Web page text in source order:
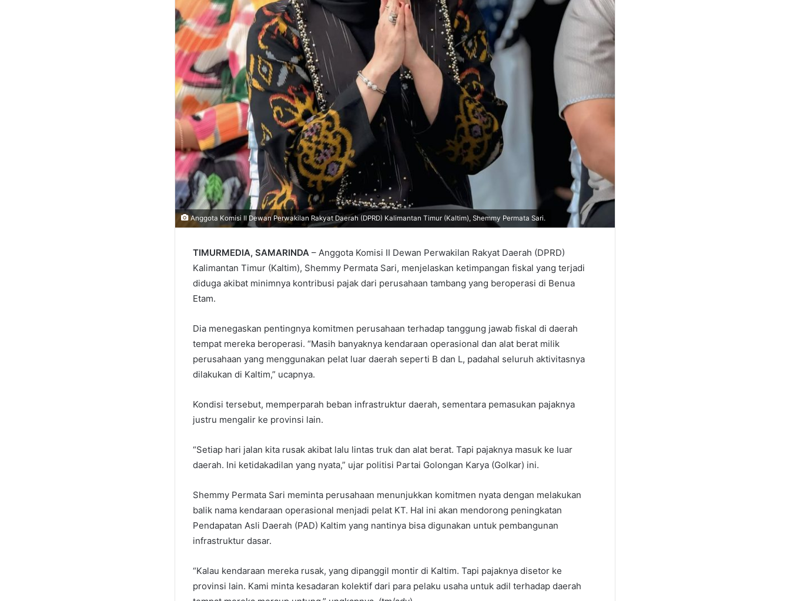
Anggota Komisi II Dewan Perwakilan Rakyat Daerah (DPRD) Kalimantan Timur (Kaltim), Shemmy Permata Sari.
TIMURMEDIA, SAMARINDA – Anggota Komisi II Dewan Perwakilan Rakyat Daerah (DPRD)
Kalimantan Timur (Kaltim), Shemmy Permata Sari, menjelaskan ketimpangan fiskal yang terjadi
diduga akibat minimnya kontribusi pajak dari perusahaan tambang yang beroperasi di Benua
Etam.
Dia menegaskan pentingnya komitmen perusahaan terhadap tanggung jawab fiskal di daerah
tempat mereka beroperasi. “Masih banyaknya kendaraan operasional dan alat berat milik
perusahaan yang menggunakan pelat luar daerah seperti B dan L, padahal seluruh aktivitasnya
dilakukan di Kaltim,” ucapnya.
Kondisi tersebut, memperparah beban infrastruktur daerah, sementara pemasukan pajaknya
justru mengalir ke provinsi lain.
“Setiap hari jalan kita rusak akibat lalu lintas truk dan alat berat. Tapi pajaknya masuk ke luar
daerah. Ini ketidakadilan yang nyata,” ujar politisi Partai Golongan Karya (Golkar) ini.
Shemmy Permata Sari meminta perusahaan menunjukkan komitmen nyata dengan melakukan
balik nama kendaraan operasional menjadi pelat KT. Hal ini akan mendorong peningkatan
Pendapatan Asli Daerah (PAD) Kaltim yang nantinya bisa digunakan untuk pembangunan
infrastruktur dasar.
“Kalau kendaraan mereka rusak, yang dipanggil montir di Kaltim. Tapi pajaknya disetor ke
provinsi lain. Kami minta kesadaran kolektif dari para pelaku usaha untuk adil terhadap daerah